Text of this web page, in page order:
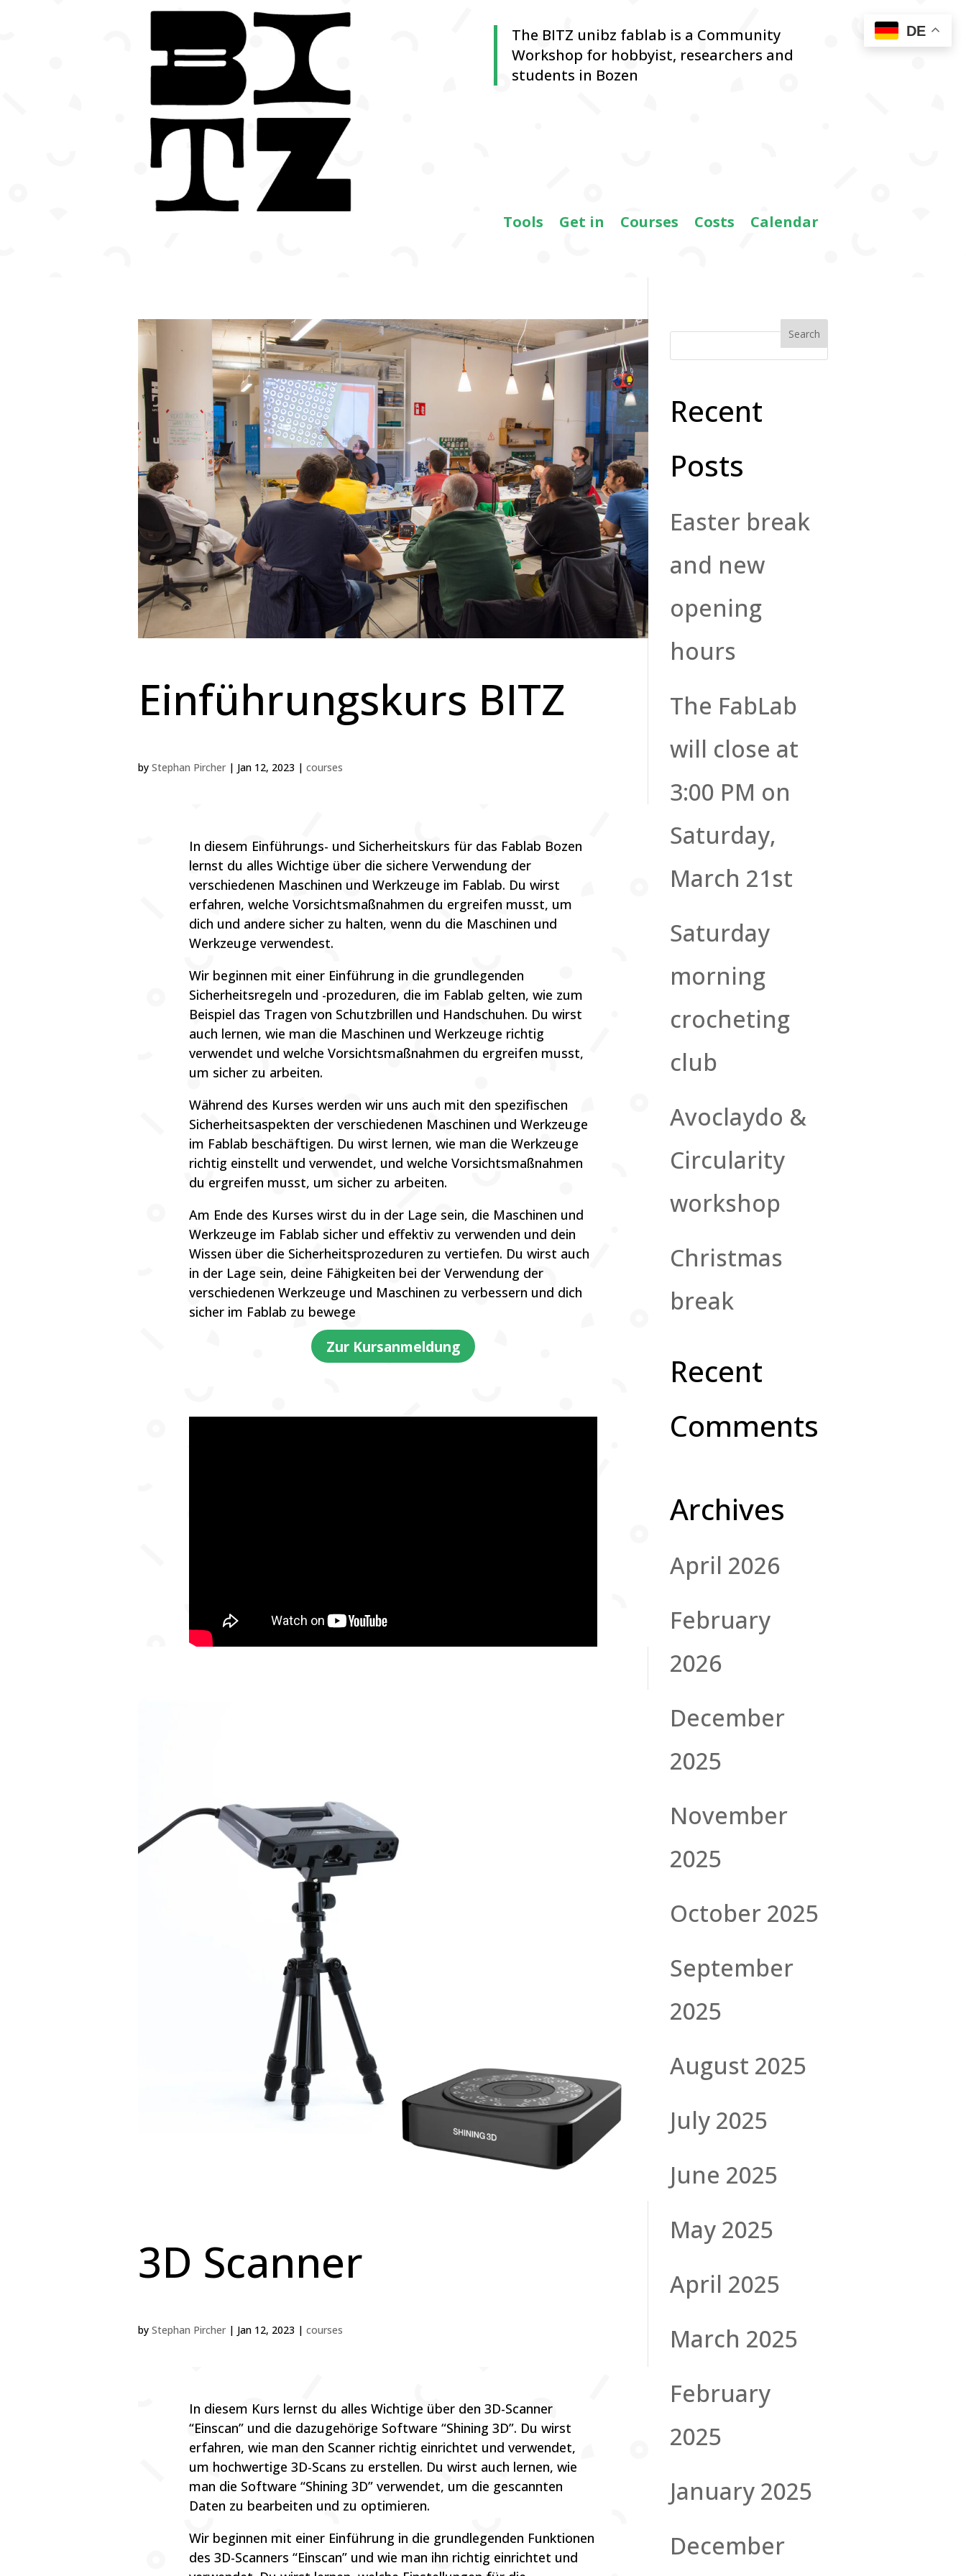
The BITZ unibz fablab is a Community
Workshop for hobbyist, researchers and
students in Bozen
Tools Get in Courses Costs Calendar
Einführungskurs BITZ
by Stephan Pircher | Jan 12, 2023 | courses
In diesem Einführungs- und Sicherheitskurs für das Fablab Bozen
lernst du alles Wichtige über die sichere Verwendung der
verschiedenen Maschinen und Werkzeuge im Fablab. Du wirst
erfahren, welche Vorsichtsmaßnahmen du ergreifen musst, um
dich und andere sicher zu halten, wenn du die Maschinen und
Werkzeuge verwendest.
Wir beginnen mit einer Einführung in die grundlegenden
Sicherheitsregeln und -prozeduren, die im Fablab gelten, wie zum
Beispiel das Tragen von Schutzbrillen und Handschuhen. Du wirst
auch lernen, wie man die Maschinen und Werkzeuge richtig
verwendet und welche Vorsichtsmaßnahmen du ergreifen musst,
um sicher zu arbeiten.
Während des Kurses werden wir uns auch mit den spezifischen
Sicherheitsaspekten der verschiedenen Maschinen und Werkzeuge
im Fablab beschäftigen. Du wirst lernen, wie man die Werkzeuge
richtig einstellt und verwendet, und welche Vorsichtsmaßnahmen
du ergreifen musst, um sicher zu arbeiten.
Am Ende des Kurses wirst du in der Lage sein, die Maschinen und
Werkzeuge im Fablab sicher und effektiv zu verwenden und dein
Wissen über die Sicherheitsprozeduren zu vertiefen. Du wirst auch
in der Lage sein, deine Fähigkeiten bei der Verwendung der
verschiedenen Werkzeuge und Maschinen zu verbessern und dich
sicher im Fablab zu bewege
Zur Kursanmeldung
3D Scanner
by Stephan Pircher | Jan 12, 2023 | courses
In diesem Kurs lernst du alles Wichtige über den 3D-Scanner
“Einscan” und die dazugehörige Software “Shining 3D”. Du wirst
erfahren, wie man den Scanner richtig einrichtet und verwendet,
um hochwertige 3D-Scans zu erstellen. Du wirst auch lernen, wie
man die Software “Shining 3D” verwendet, um die gescannten
Daten zu bearbeiten und zu optimieren.
Wir beginnen mit einer Einführung in die grundlegenden Funktionen
des 3D-Scanners “Einscan” und wie man ihn richtig einrichtet und
Recent
Posts
Easter break
and new
opening
hours
The FabLab
will close at
3:00 PM on
Saturday,
March 21st
Saturday
morning
crocheting
club
Avoclaydo &
Circularity
workshop
Christmas
break
Recent
Comments
Archives
April 2026
February
2026
December
2025
November
2025
October 2025
September
2025
August 2025
July 2025
June 2025
May 2025
April 2025
March 2025
February
2025
January 2025
December
DE